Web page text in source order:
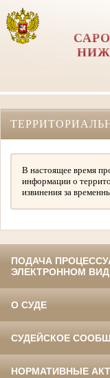
В настоящее время
информации о
извинения за
ПОДАЧА
ЭЛЕКТРОННОМ
О СУДЕ
СУДЕЙСКОЕ
НОРМАТИВНЫЕ